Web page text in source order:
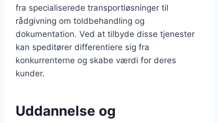
fra specialiserede transportløsninger til
rådgivning om toldbehandling og
dokumentation. Ved at tilbyde disse tjenester
kan speditører differentiere sig fra
konkurrenterne og skabe værdi for deres
kunder.
Uddannelse og